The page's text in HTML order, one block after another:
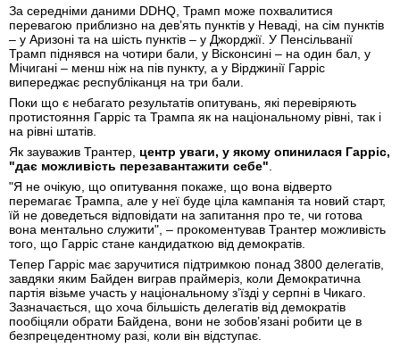
За середніми даними DDHQ, Трамп може похвалитися
перевагою приблизно на дев’ять пунктів у Неваді, на сім пунктів
– у Аризоні та на шість пунктів – у Джорджії. У Пенсільванії
Трамп піднявся на чотири бали, у Вісконсині – на один бал, у
Мічигані – менш ніж на пів пункту, а у Вірджинії Гарріс
випереджає республіканця на три бали.
Поки що є небагато результатів опитувань, які перевіряють
протистояння Гарріс та Трампа як на національному рівні, так і
на рівні штатів.
Як зауважив Трантер, центр уваги, у якому опинилася Гарріс,
"дає можливість перезавантажити себе".
"Я не очікую, що опитування покаже, що вона відверто
перемагає Трампа, але у неї буде ціла кампанія та новий старт,
їй не доведеться відповідати на запитання про те, чи готова
вона ментально служити", – прокоментував Трантер можливість
того, що Гарріс стане кандидаткою від демократів.
Тепер Гарріс має заручитися підтримкою понад 3800 делегатів,
завдяки яким Байден виграв праймеріз, коли Демократична
партія візьме участь у національному з’їзді у серпні в Чикаго.
Зазначається, що хоча більшість делегатів від демократів
пообіцяли обрати Байдена, вони не зобов’язані робити це в
безпрецедентному разі, коли він відступає.